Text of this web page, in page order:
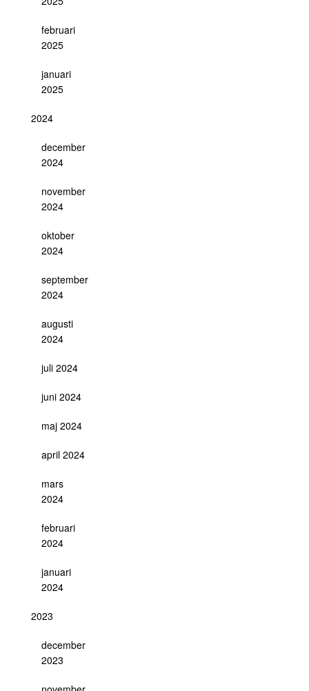
februari
2025
januari
2025
2024
december
2024
november
2024
oktober
2024
september
2024
augusti
2024
juli 2024
juni 2024
maj 2024
april 2024
mars
2024
februari
2024
januari
2024
2023
december
2023